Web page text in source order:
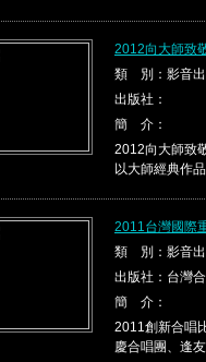
2012向大師致
類 別：影音
出版社：
簡 介：
2012向大師致
以大師經典作
2011台灣國際
類 別：影音
出版社：台灣
簡 介：
2011創新合唱
慶合唱團、逢